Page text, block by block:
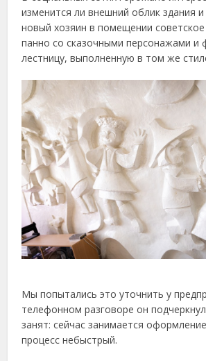
изменится ли внешний облик здания
новый хозяин в помещении
панно со сказочными персонажами и
лестницу, выполненную в том же
Мы попытались это уточнить у
телефонном разговоре он
занят: сейчас занимается
процесс небыстрый.